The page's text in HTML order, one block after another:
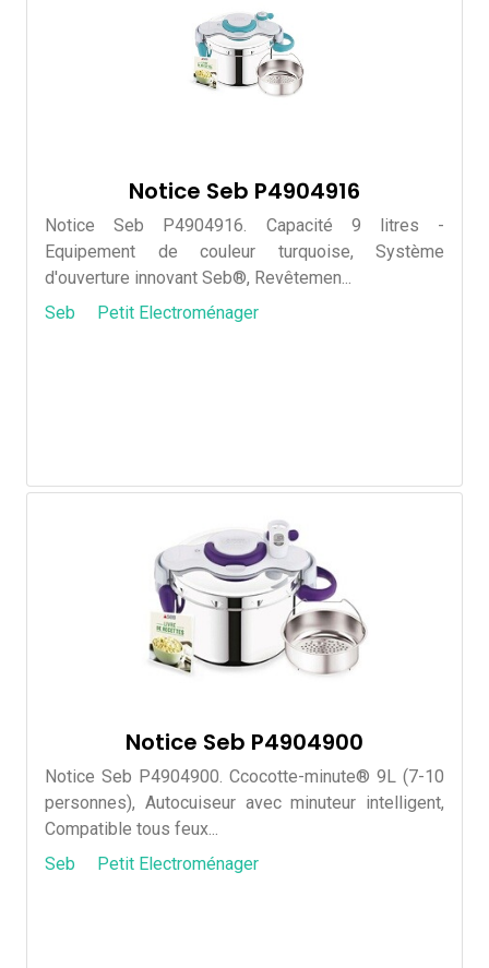
Notice Seb P4904916
Notice Seb P4904916. Capacité 9 litres -
Equipement de couleur turquoise, Système
d'ouverture innovant Seb®, Revêtemen...
Seb
Petit Electroménager
Notice Seb P4904900
Notice Seb P4904900. Ccocotte-minute® 9L (7-10
personnes), Autocuiseur avec minuteur intelligent,
Compatible tous feux...
Seb
Petit Electroménager